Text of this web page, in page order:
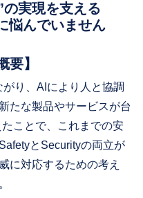
実現を支える
悩んでいません
要】
り、AIにより人と協調
たな製品やサービスが台
ことで、これまでの安
とSecurityの両立が
に対応するための考え